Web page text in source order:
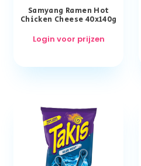
Samyang Ramen Hot
Chicken Cheese 40x140g
Login voor prijzen